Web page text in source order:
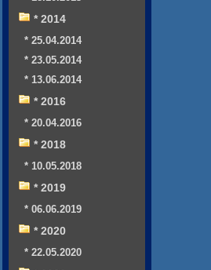
* 2014
* 25.04.2014
* 23.05.2014
* 13.06.2014
* 2016
* 20.04.2016
* 2018
* 10.05.2018
* 2019
* 06.06.2019
* 2020
* 22.05.2020